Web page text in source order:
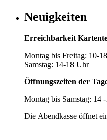
Neuigkeiten
Erreichbarkeit
Montag bis Freitag: 10-
Samstag: 14-18 Uhr
Öffnungszeiten der
Montag bis Samstag: 14
Die Abendkasse öffnet